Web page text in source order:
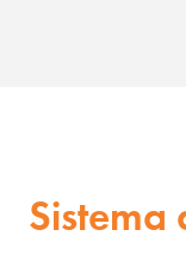
Sistema